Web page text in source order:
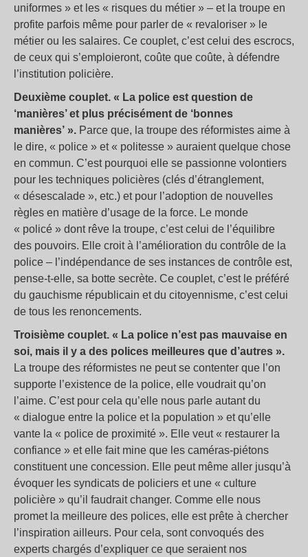
uniformes » et les « risques du métier » – et la troupe en
profite parfois même pour parler de « revaloriser » le
métier ou les salaires. Ce couplet, c’est celui des escrocs,
de ceux qui s’emploieront, coûte que coûte, à défendre
l’institution policière.
Deuxième couplet. « La police est question de
‘manières’ et plus précisément de ‘bonnes
manières’ ». Parce que, la troupe des réformistes aime à
le dire, « police » et « politesse » auraient quelque chose
en commun. C’est pourquoi elle se passionne volontiers
pour les techniques policières (clés d’étranglement,
« désescalade », etc.) et pour l’adoption de nouvelles
règles en matière d’usage de la force. Le monde
« policé » dont rêve la troupe, c’est celui de l’équilibre
des pouvoirs. Elle croit à l’amélioration du contrôle de la
police – l’indépendance de ses instances de contrôle est,
pense-t-elle, sa botte secrète. Ce couplet, c’est le préféré
du gauchisme républicain et du citoyennisme, c’est celui
de tous les renoncements.
Troisième couplet. « La police n’est pas mauvaise en
soi, mais il y a des polices meilleures que d’autres ».
La troupe des réformistes ne peut se contenter que l’on
supporte l’existence de la police, elle voudrait qu’on
l’aime. C’est pour cela qu’elle nous parle autant du
« dialogue entre la police et la population » et qu’elle
vante la « police de proximité ». Elle veut « restaurer la
confiance » et elle fait mine que les caméras-piétons
constituent une concession. Elle peut même aller jusqu’à
évoquer les syndicats de policiers et une « culture
policière » qu’il faudrait changer. Comme elle nous
promet la meilleure des polices, elle est prête à chercher
l’inspiration ailleurs. Pour cela, sont convoqués des
experts chargés d’expliquer ce que seraient nos